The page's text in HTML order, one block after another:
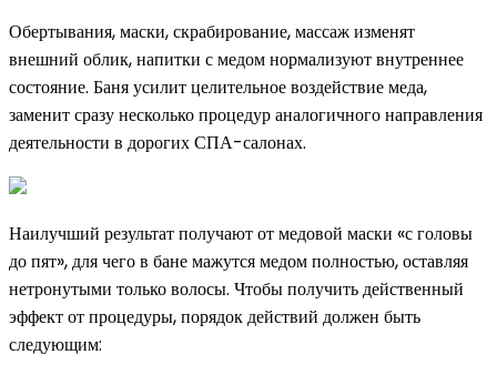
Обертывания, маски, скрабирование, массаж изменят
внешний облик, напитки с медом нормализуют внутреннее
состояние. Баня усилит целительное воздействие меда,
заменит сразу несколько процедур аналогичного направления
деятельности в дорогих СПА-салонах.
Наилучший результат получают от медовой маски «с головы
до пят», для чего в бане мажутся медом полностью, оставляя
нетронутыми только волосы. Чтобы получить действенный
эффект от процедуры, порядок действий должен быть
следующим: